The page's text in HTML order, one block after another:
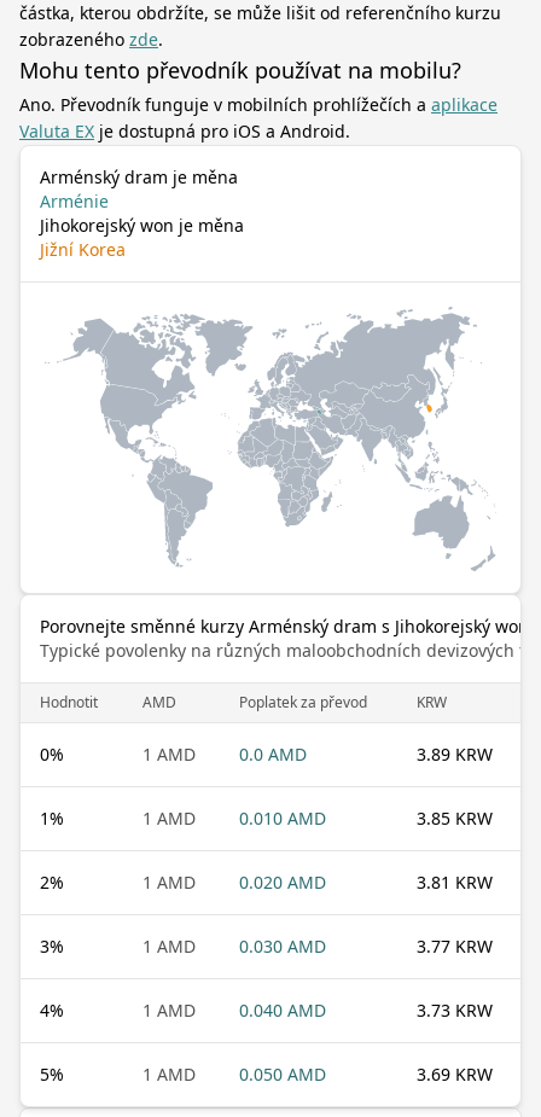
částka, kterou obdržíte, se může lišit od referenčního kurzu
zobrazeného zde.
Mohu tento převodník používat na mobilu?
Ano. Převodník funguje v mobilních prohlížečích a aplikace
Valuta EX je dostupná pro iOS a Android.
Arménský dram je měna
Arménie
Jihokorejský won je měna
Jižní Korea
Porovnejte směnné kurzy Arménský dram s Jihokorejský won
Typické povolenky na různých maloobchodních devizových
Hodnotit AMD Poplatek za převod KRW
0% 1 AMD 0.0 AMD 3.89 KRW
1% 1 AMD 0.010 AMD 3.85 KRW
2% 1 AMD 0.020 AMD 3.81 KRW
3% 1 AMD 0.030 AMD 3.77 KRW
4% 1 AMD 0.040 AMD 3.73 KRW
5% 1 AMD 0.050 AMD 3.69 KRW